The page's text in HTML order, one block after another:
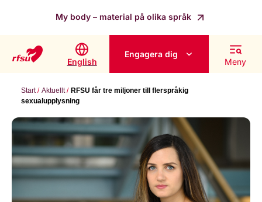
My body – material på olika språk
English
Engagera dig
Meny
Start Aktuellt
RFSU får tre miljoner till flerspråkig
sexualupplysning